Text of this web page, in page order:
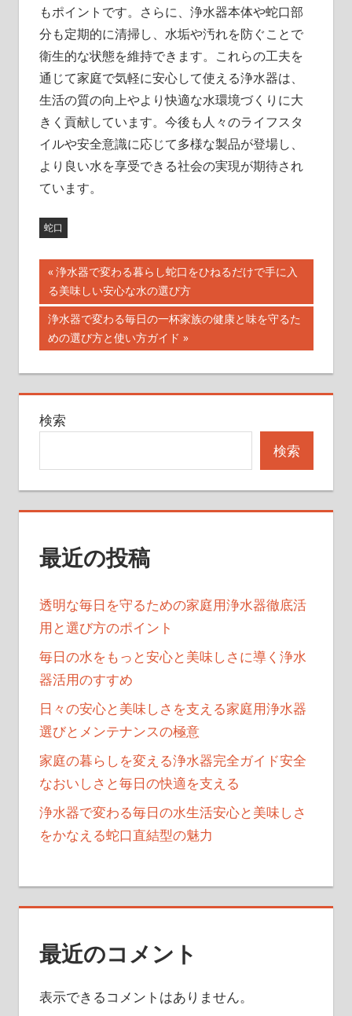
もポイントです。さらに、浄水器本体や蛇口部
分も定期的に清掃し、水垢や汚れを防ぐことで
衛生的な状態を維持できます。これらの工夫を
通じて家庭で気軽に安心して使える浄水器は、
生活の質の向上やより快適な水環境づくりに大
きく貢献しています。今後も人々のライフスタ
イルや安全意識に応じて多様な製品が登場し、
より良い水を享受できる社会の実現が期待され
ています。
蛇口
投
稿
ナ
ビ
ゲ
ー
ョ
ン
前
の
記
事:
浄水器で変わる暮らし蛇口をひねるだけで手に入
る美味しい安心な水の選び方
次
の
記
事:
浄水器で変わる毎日の一杯家族の健康と味を守るた
めの選び方と使い方ガイド
検索
検索
最近の投稿
透明な毎日を守るための家庭用浄水器徹底活
用と選び方のポイント
毎日の水をもっと安心と美味しさに導く浄水
器活用のすすめ
日々の安心と美味しさを支える家庭用浄水器
選びとメンテナンスの極意
家庭の暮らしを変える浄水器完全ガイド安全
なおいしさと毎日の快適を支える
浄水器で変わる毎日の水生活安心と美味しさ
をかなえる蛇口直結型の魅力
最近のコメント
表示できるコメントはありません。